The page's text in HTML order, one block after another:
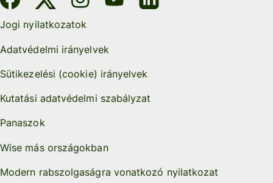
Jogi nyilatkozatok
Adatvédelmi irányelvek
Sütikezelési (cookie) irányelvek
Kutatási adatvédelmi szabályzat
Panaszok
Wise más országokban
Modern rabszolgaságra vonatkozó nyilatkozat